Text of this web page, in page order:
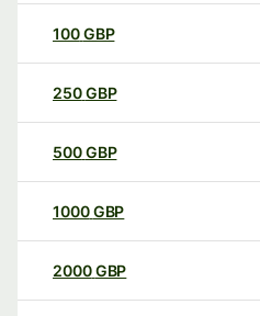
100GBP
250GBP
500GBP
1000GBP
2000GBP